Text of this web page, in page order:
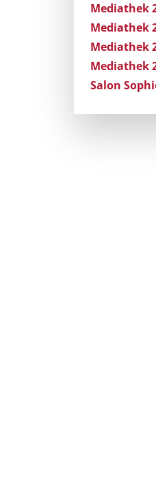
Mediathek
Mediathek
Mediathek
Mediathek
Salon